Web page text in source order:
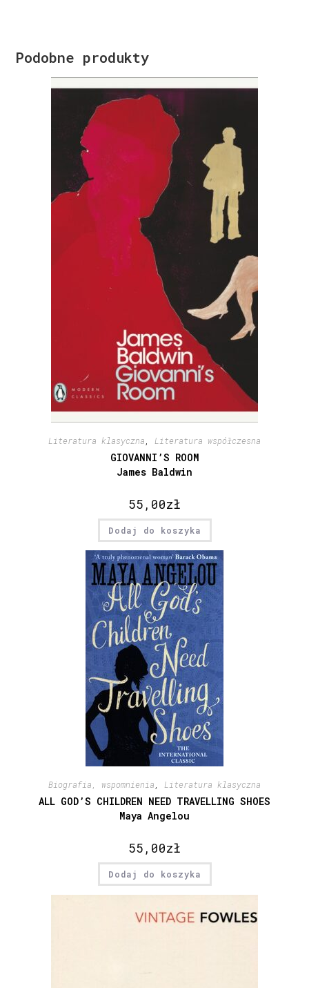
Podobne produkty
Literatura klasyczna Literatura współczesna
GIOVANNI’S ROOM
James Baldwin
55,00zł
Dodaj do koszyka
Biografia, wspomnienia Literatura klasyczna
ALL GOD’S CHILDREN NEED TRAVELLING SHOES
Maya Angelou
55,00zł
Dodaj do koszyka